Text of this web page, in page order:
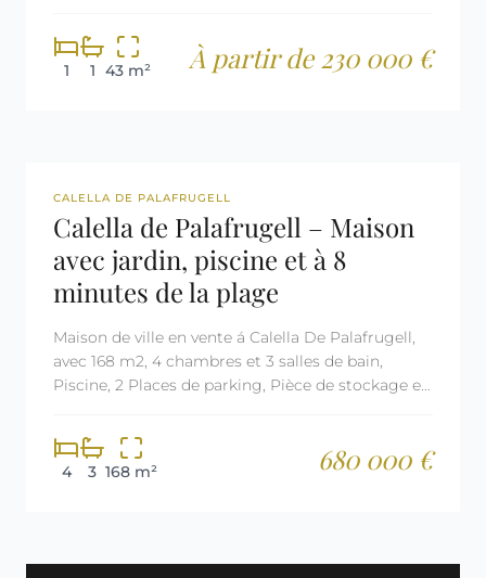
1 1 43 m² À partir de 230 000 €
REF: 2628 LICENCE TOURISTIQUE
CALELLA DE PALAFRUGELL
Calella de Palafrugell – Maison
avec jardin, piscine et à 8
minutes de la plage
Maison de ville en vente á Calella De Palafrugell,
avec 168 m2, 4 chambres et 3 salles de bain,
Piscine, 2 Places de parking, Pièce de stockage et
4 3 168 m² 680 000 €